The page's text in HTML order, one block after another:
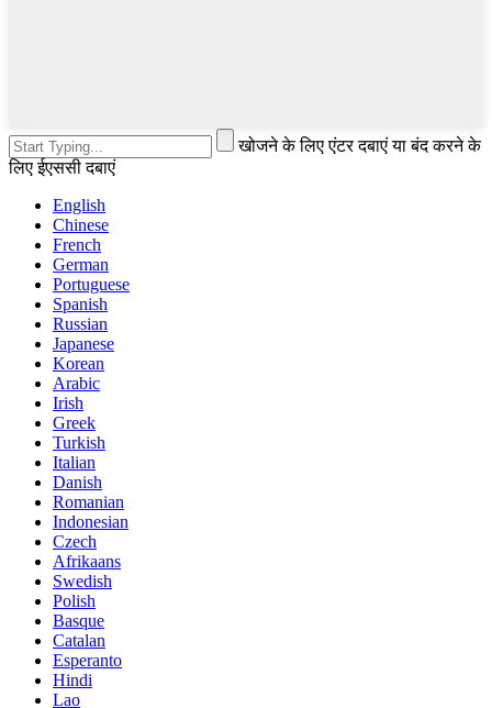
खोजने के लिए एंटर दबाएं या बंद करने के
लिए ईएससी दबाएं
English
Chinese
French
German
Portuguese
Spanish
Russian
Japanese
Korean
Arabic
Irish
Greek
Turkish
Italian
Danish
Romanian
Indonesian
Czech
Afrikaans
Swedish
Polish
Basque
Catalan
Esperanto
Hindi
Lao